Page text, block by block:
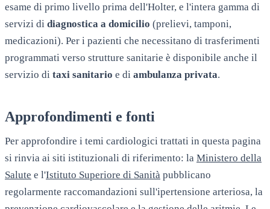
esame di primo livello prima dell'Holter, e l'intera gamma di
servizi di diagnostica a domicilio (prelievi, tamponi,
medicazioni). Per i pazienti che necessitano di trasferimenti
programmati verso strutture sanitarie è disponibile anche il
servizio di taxi sanitario e di ambulanza privata.
Approfondimenti e fonti
Per approfondire i temi cardiologici trattati in questa pagina
si rinvia ai siti istituzionali di riferimento: la Ministero della
Salute e l'Istituto Superiore di Sanità pubblicano
regolarmente raccomandazioni sull'ipertensione arteriosa, la